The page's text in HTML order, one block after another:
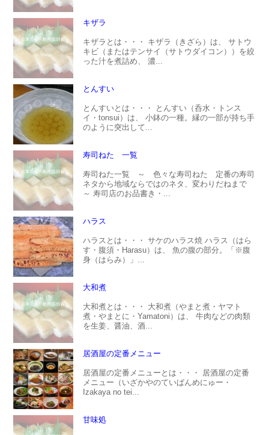
キザラ
キザラとは・・・ キザラ（きざら）は、 サトウ
キビ（またはテンサイ（サトウダイコン））を絞
った汁を煮詰め、 濃...
とんすい
とんすいとは・・・ とんすい（呑水・トンス
イ・tonsui）は、 小鉢の一種。縁の一部が持ち手
のように突出して...
寿司ねた 一覧
寿司ねた一覧 ～ 色々な寿司ねた 定番の寿司
ネタから地域ならではのネタ、変わりだねまで
～ 寿司店のお品書き・...
ハラス
ハラスとは・・・ サケのハラス焼 ハラス（はら
す・腹須・Harasu）は、 魚の腹の部分。「※腹
身（はらみ）」...
大和煮
大和煮とは・・・ 大和煮（やまと煮・ヤマト
煮・やまとに・Yamatoni）は、 牛肉などの肉類
を生姜、醤油、酒...
居酒屋の定番メニュー
居酒屋の定番メニューとは・・・ 居酒屋の定番
メニュー（いざかやのていばんめにゅー・
Izakaya no tei...
甘味処